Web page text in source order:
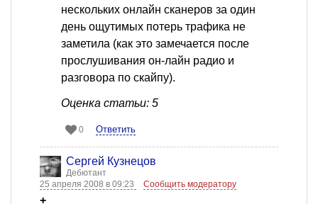
нескольких онлайн сканеров за один
день ощутимых потерь трафика не
заметила (как это замечается после
прослушивания он-лайн радио и
разговора по скайпу).
Оценка статьи: 5
0 Ответить
Сергей Кузнецов
Дебютант
25 апреля 2008 в 09:23
Сообщить модератору
+